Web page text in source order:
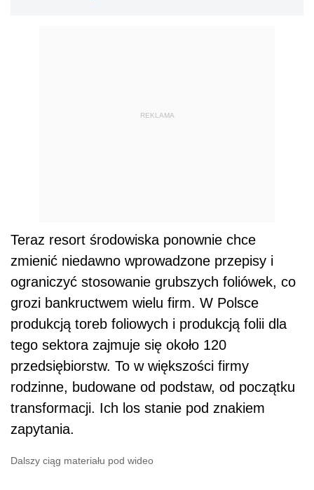
REKLAMA
Teraz resort środowiska ponownie chce
zmienić niedawno wprowadzone przepisy i
ograniczyć stosowanie grubszych foliówek, co
grozi bankructwem wielu firm. W Polsce
produkcją toreb foliowych i produkcją folii dla
tego sektora zajmuje się około 120
przedsiębiorstw. To w większości firmy
rodzinne, budowane od podstaw, od początku
transformacji. Ich los stanie pod znakiem
zapytania.
Dalszy ciąg materiału pod wideo